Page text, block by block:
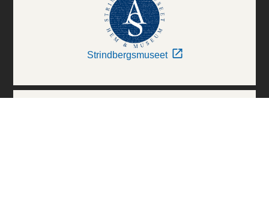
Strindbergsmuseet